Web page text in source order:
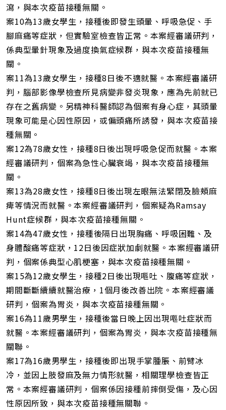
瀉，與本次疫苗接種無關。
案10為13歲女學生，接種後即發生頭暈、呼吸急促、手
腳麻痛等症狀，但實驗室檢查皆正常。本案經審議研判，
係典型暈針現象及過度換氣症候群，與本次疫苗接種無
關。
案11為13歲女學生，接種8日後不適就醫。本案經審議研
判，腦部影像學檢查所見病變非發炎現象，應為先前就已
存在之舊病變。另精神科醫師認為個案有身心症，其頭暈
現象可能是心因性原因，或偏頭痛所誘發，與本次疫苗接
種無關。
案12為78歲女性，接種8日後出現呼吸急促而就醫。本案
經審議研判，個案為急性心臟衰竭，與本次疫苗接種無
關。
案13為28歲女性，接種8日後出現左眼無法緊閉及臉頰麻
痺等情況而就醫。本案經審議研判，個案疑為Ramsay
Hunt症候群，與本次疫苗接種無關。
案14為47歲女性，接種後隔日出現胸痛、呼吸困難、及
身體酸痛等症狀，12日後因症狀加劇就醫。本案經審議研
判，個案係典型心肌梗塞，與本次疫苗接種無關。
案15為12歲女學生，接種2日後出現嘔吐、腹痛等症狀，
期間斷斷續續就醫治療，1個月後改善出院。本案經審議
研判，個案為胃炎，與本次疫苗接種無關。
案16為11歲男學生，接種後當日晚上因出現嘔吐症狀而
就醫。本案經審議研判，個案為胃炎，與本次疫苗接種無
關聯。
案17為16歲男學生，接種後即出現手掌腫脹、前臂冰
冷，並因上肢發麻及無力情形就醫，相關理學檢查皆正
常。本案經審議研判，個案係因接種前摔倒受傷，及心因
性原因所致，與本次疫苗接種無關聯。